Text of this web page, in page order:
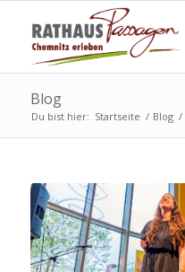
Blog
Du bist hier: Startseite / Blog /